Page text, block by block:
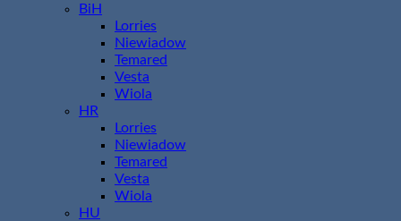
BiH
Lorries
Niewiadow
Temared
Vesta
Wiola
HR
Lorries
Niewiadow
Temared
Vesta
Wiola
HU